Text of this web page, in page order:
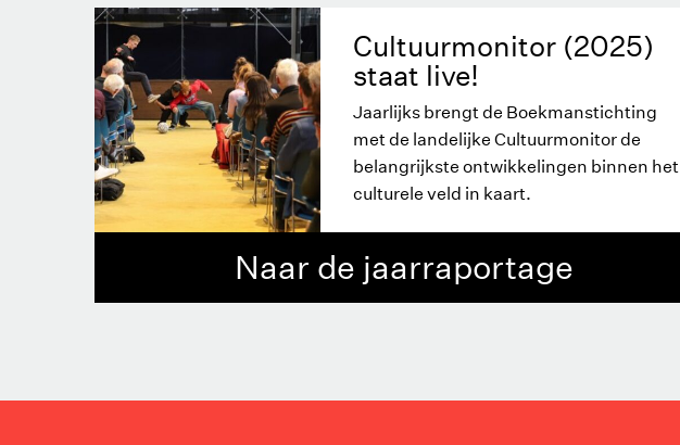
Cultuurmonitor (2025)
staat live!
Jaarlijks brengt de Boekmanstichting
met de landelijke Cultuurmonitor de
belangrijkste ontwikkelingen binnen het
culturele veld in kaart.
Naar de jaarraportage